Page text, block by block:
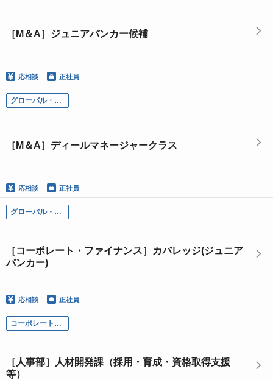
［M＆A］ジュニアバンカー候補
応相談 正社員
グローバル・インベストメント・バンキング本部
［M＆A］ディールマネージャークラス
応相談 正社員
グローバル・インベストメント・バンキング本部
［コーポレート・ファイナンス］カバレッジ(ジュニア
バンカー)
応相談 正社員
コーポレート部門
［人事部］人材開発課（採用・育成・資格取得支援
等）